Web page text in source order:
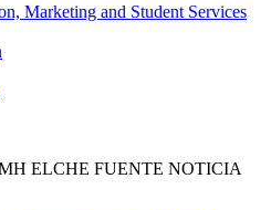
Marketing and Student Services
ELCHE FUENTE NOTICIA